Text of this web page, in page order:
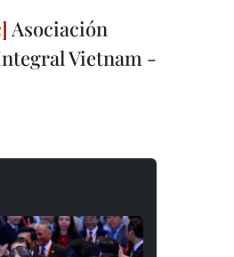
Asociación
Vietnam -